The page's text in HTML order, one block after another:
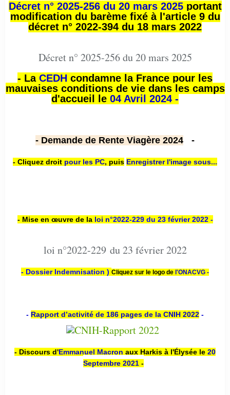
Décret n° 2025-256 du 20 mars 2025portant
modification du barème fixé à l'article 9 du
décret n° 2022-394 du 18 mars 2022
Décret n° 2025-256 du 20 mars 2025
- La CEDH condamne la France pour les
mauvaises conditions de vie dans les camps
d'accueil le 04 Avril 2024 -
- Demande de Rente Viagère 2024 -
- Cliquez droit pour les PC, puis Enregistrer l'image sous...
- Mise en œuvre de la loi n°2022-229 du 23 février 2022 -
loi n°2022-229 du 23 février 2022
- Dossier Indemnisation ) Cliquez sur le logo de l'ONACVG -
- Rapport d’activité de 186 pages de la CNIH 2022 -
- Discours d'Emmanuel Macron aux Harkis à l'Élysée le 20
Septembre 2021 -